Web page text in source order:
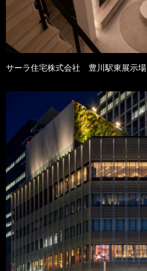
サーラ住宅株式会社 豊川駅東展示場